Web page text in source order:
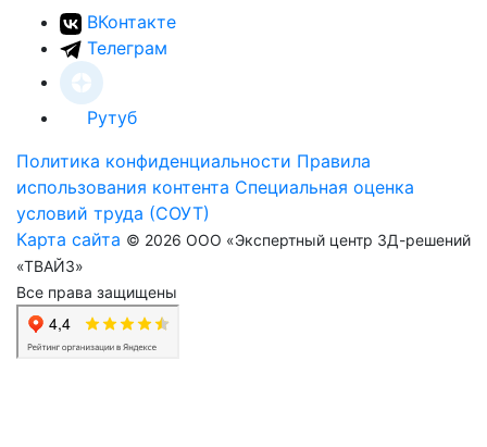
ВКонтакте
Телеграм
Рутуб
Политика конфиденциальности Правила
использования контента Специальная оценка
условий труда (СОУТ)
Карта сайта © 2026 ООО «Экспертный центр 3Д-решений
«ТВАЙЗ»
Все права защищены